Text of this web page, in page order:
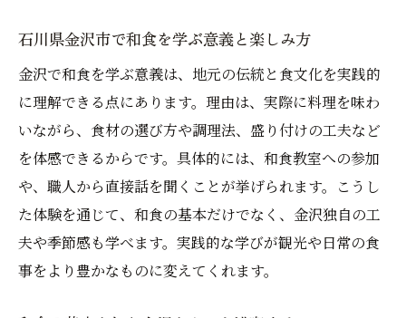
地元で話題の和食店がランキング上位の理
ランキング情報で金沢和食の最新トレンド
把握
和食ディナーで味わう金沢の伝統と革新
和食ディナーで感じる金沢の伝統美と新し
さ
ミシュラン評価の和食ディナーは何が違
う？
石川県金沢市で和食を学ぶ意義と楽しみ方
金沢で和食を学ぶ意義は、地元の伝統と食文化を実践的
に理解できる点にあります。理由は、実際に料理を味わ
いながら、食材の選び方や調理法、盛り付けの工夫など
を体感できるからです。具体的には、和食教室への参加
や、職人から直接話を聞くことが挙げられます。こうし
た体験を通じて、和食の基本だけでなく、金沢独自の工
夫や季節感も学べます。実践的な学びが観光や日常の食
事をより豊かなものに変えてくれます。